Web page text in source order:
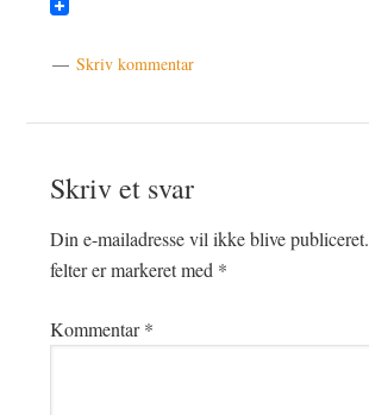
Skriv kommentar
Skriv et svar
Din e-mailadresse vil ikke blive publiceret.
felter er markeret med *
Kommentar*